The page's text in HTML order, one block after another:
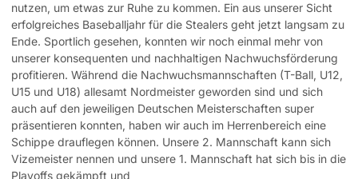
nutzen, um etwas zur Ruhe zu kommen. Ein aus unserer Sicht
erfolgreiches Baseballjahr für die Stealers geht jetzt langsam zu
Ende. Sportlich gesehen, konnten wir noch einmal mehr von
unserer konsequenten und nachhaltigen Nachwuchsförderung
profitieren. Während die Nachwuchsmannschaften (T-Ball, U12,
U15 und U18) allesamt Nordmeister geworden sind und sich
auch auf den jeweiligen Deutschen Meisterschaften super
präsentieren konnten, haben wir auch im Herrenbereich eine
Schippe drauflegen können. Unsere 2. Mannschaft kann sich
Vizemeister nennen und unsere 1. Mannschaft hat sich bis in die
Playoffs gekämpft und